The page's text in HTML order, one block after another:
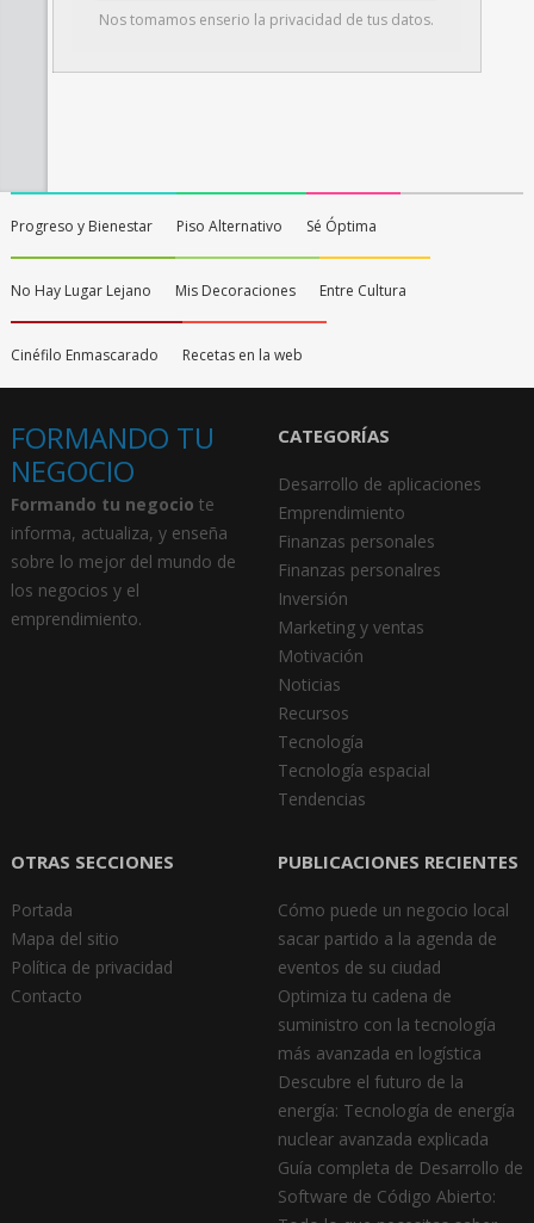
Nos tomamos enserio la privacidad de tus datos.
Progreso y Bienestar Piso Alternativo Sé Óptima
No Hay Lugar Lejano Mis Decoraciones Entre Cultura
Cinéfilo Enmascarado Recetas en la web
FORMANDO TU
NEGOCIO
Formando tu negocio te
informa, actualiza, y enseña
sobre lo mejor del mundo de
los negocios y el
emprendimiento.
CATEGORÍAS
Desarrollo de aplicaciones
Emprendimiento
Finanzas personales
Finanzas personalres
Inversión
Marketing y ventas
Motivación
Noticias
Recursos
Tecnología
Tecnología espacial
Tendencias
OTRAS SECCIONES
Portada
Mapa del sitio
Política de privacidad
Contacto
PUBLICACIONES RECIENTES
Cómo puede un negocio local
sacar partido a la agenda de
eventos de su ciudad
Optimiza tu cadena de
suministro con la tecnología
más avanzada en logística
Descubre el futuro de la
energía: Tecnología de energía
nuclear avanzada explicada
Guía completa de Desarrollo de
Software de Código Abierto: